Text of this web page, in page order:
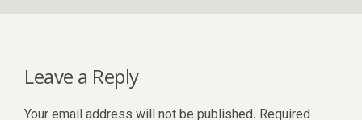
Leave a Reply
Your email address will not be published. Required